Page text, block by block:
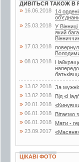
ДИВІТЬСЯ ТАКОЖ В
» 16.06.2018
14
» 25.03.2018 У
який
» 17.03.2018
» 08.03.2018
» 13.02.2018 За
» 13.02.2018 Від
» 20.01.2018
» 06.01.2018 Вітаємо
» 06.01.2018 Мати -
» 23.09.2017
ЦІКАВІ ФОТО